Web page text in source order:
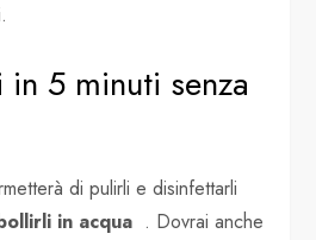
5 minuti senza
di pulirli e disinfettarli
in acqua . Dovrai anche